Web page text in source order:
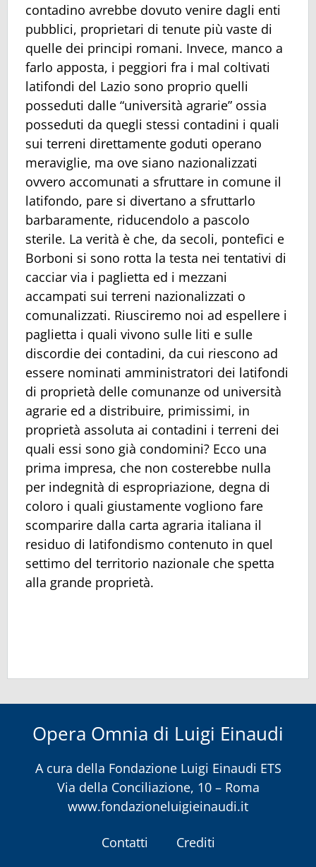
contadino avrebbe dovuto venire dagli enti
pubblici, proprietari di tenute più vaste di
quelle dei principi romani. Invece, manco a
farlo apposta, i peggiori fra i mal coltivati
latifondi del Lazio sono proprio quelli
posseduti dalle “università agrarie” ossia
posseduti da quegli stessi contadini i quali
sui terreni direttamente goduti operano
meraviglie, ma ove siano nazionalizzati
ovvero accomunati a sfruttare in comune il
latifondo, pare si divertano a sfruttarlo
barbaramente, riducendolo a pascolo
sterile. La verità è che, da secoli, pontefici e
Borboni si sono rotta la testa nei tentativi di
cacciar via i paglietta ed i mezzani
accampati sui terreni nazionalizzati o
comunalizzati. Riusciremo noi ad espellere i
paglietta i quali vivono sulle liti e sulle
discordie dei contadini, da cui riescono ad
essere nominati amministratori dei latifondi
di proprietà delle comunanze od università
agrarie ed a distribuire, primissimi, in
proprietà assoluta ai contadini i terreni dei
quali essi sono già condomini? Ecco una
prima impresa, che non costerebbe nulla
per indegnità di espropriazione, degna di
coloro i quali giustamente vogliono fare
scomparire dalla carta agraria italiana il
residuo di latifondismo contenuto in quel
settimo del territorio nazionale che spetta
alla grande proprietà.
Opera Omnia di Luigi Einaudi
A cura della Fondazione Luigi Einaudi ETS
Via della Conciliazione, 10 – Roma
www.fondazioneluigieinaudi.it
Contatti
Crediti